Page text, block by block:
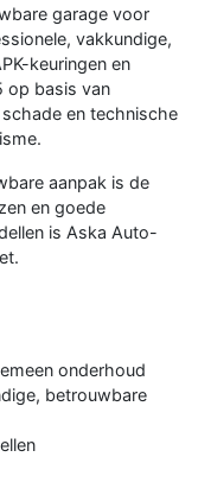
garage voor
vakkundige,
keuringen en
op basis van
en technische
aanpak is de
en goede
is Aska Auto-
onderhoud
betrouwbare